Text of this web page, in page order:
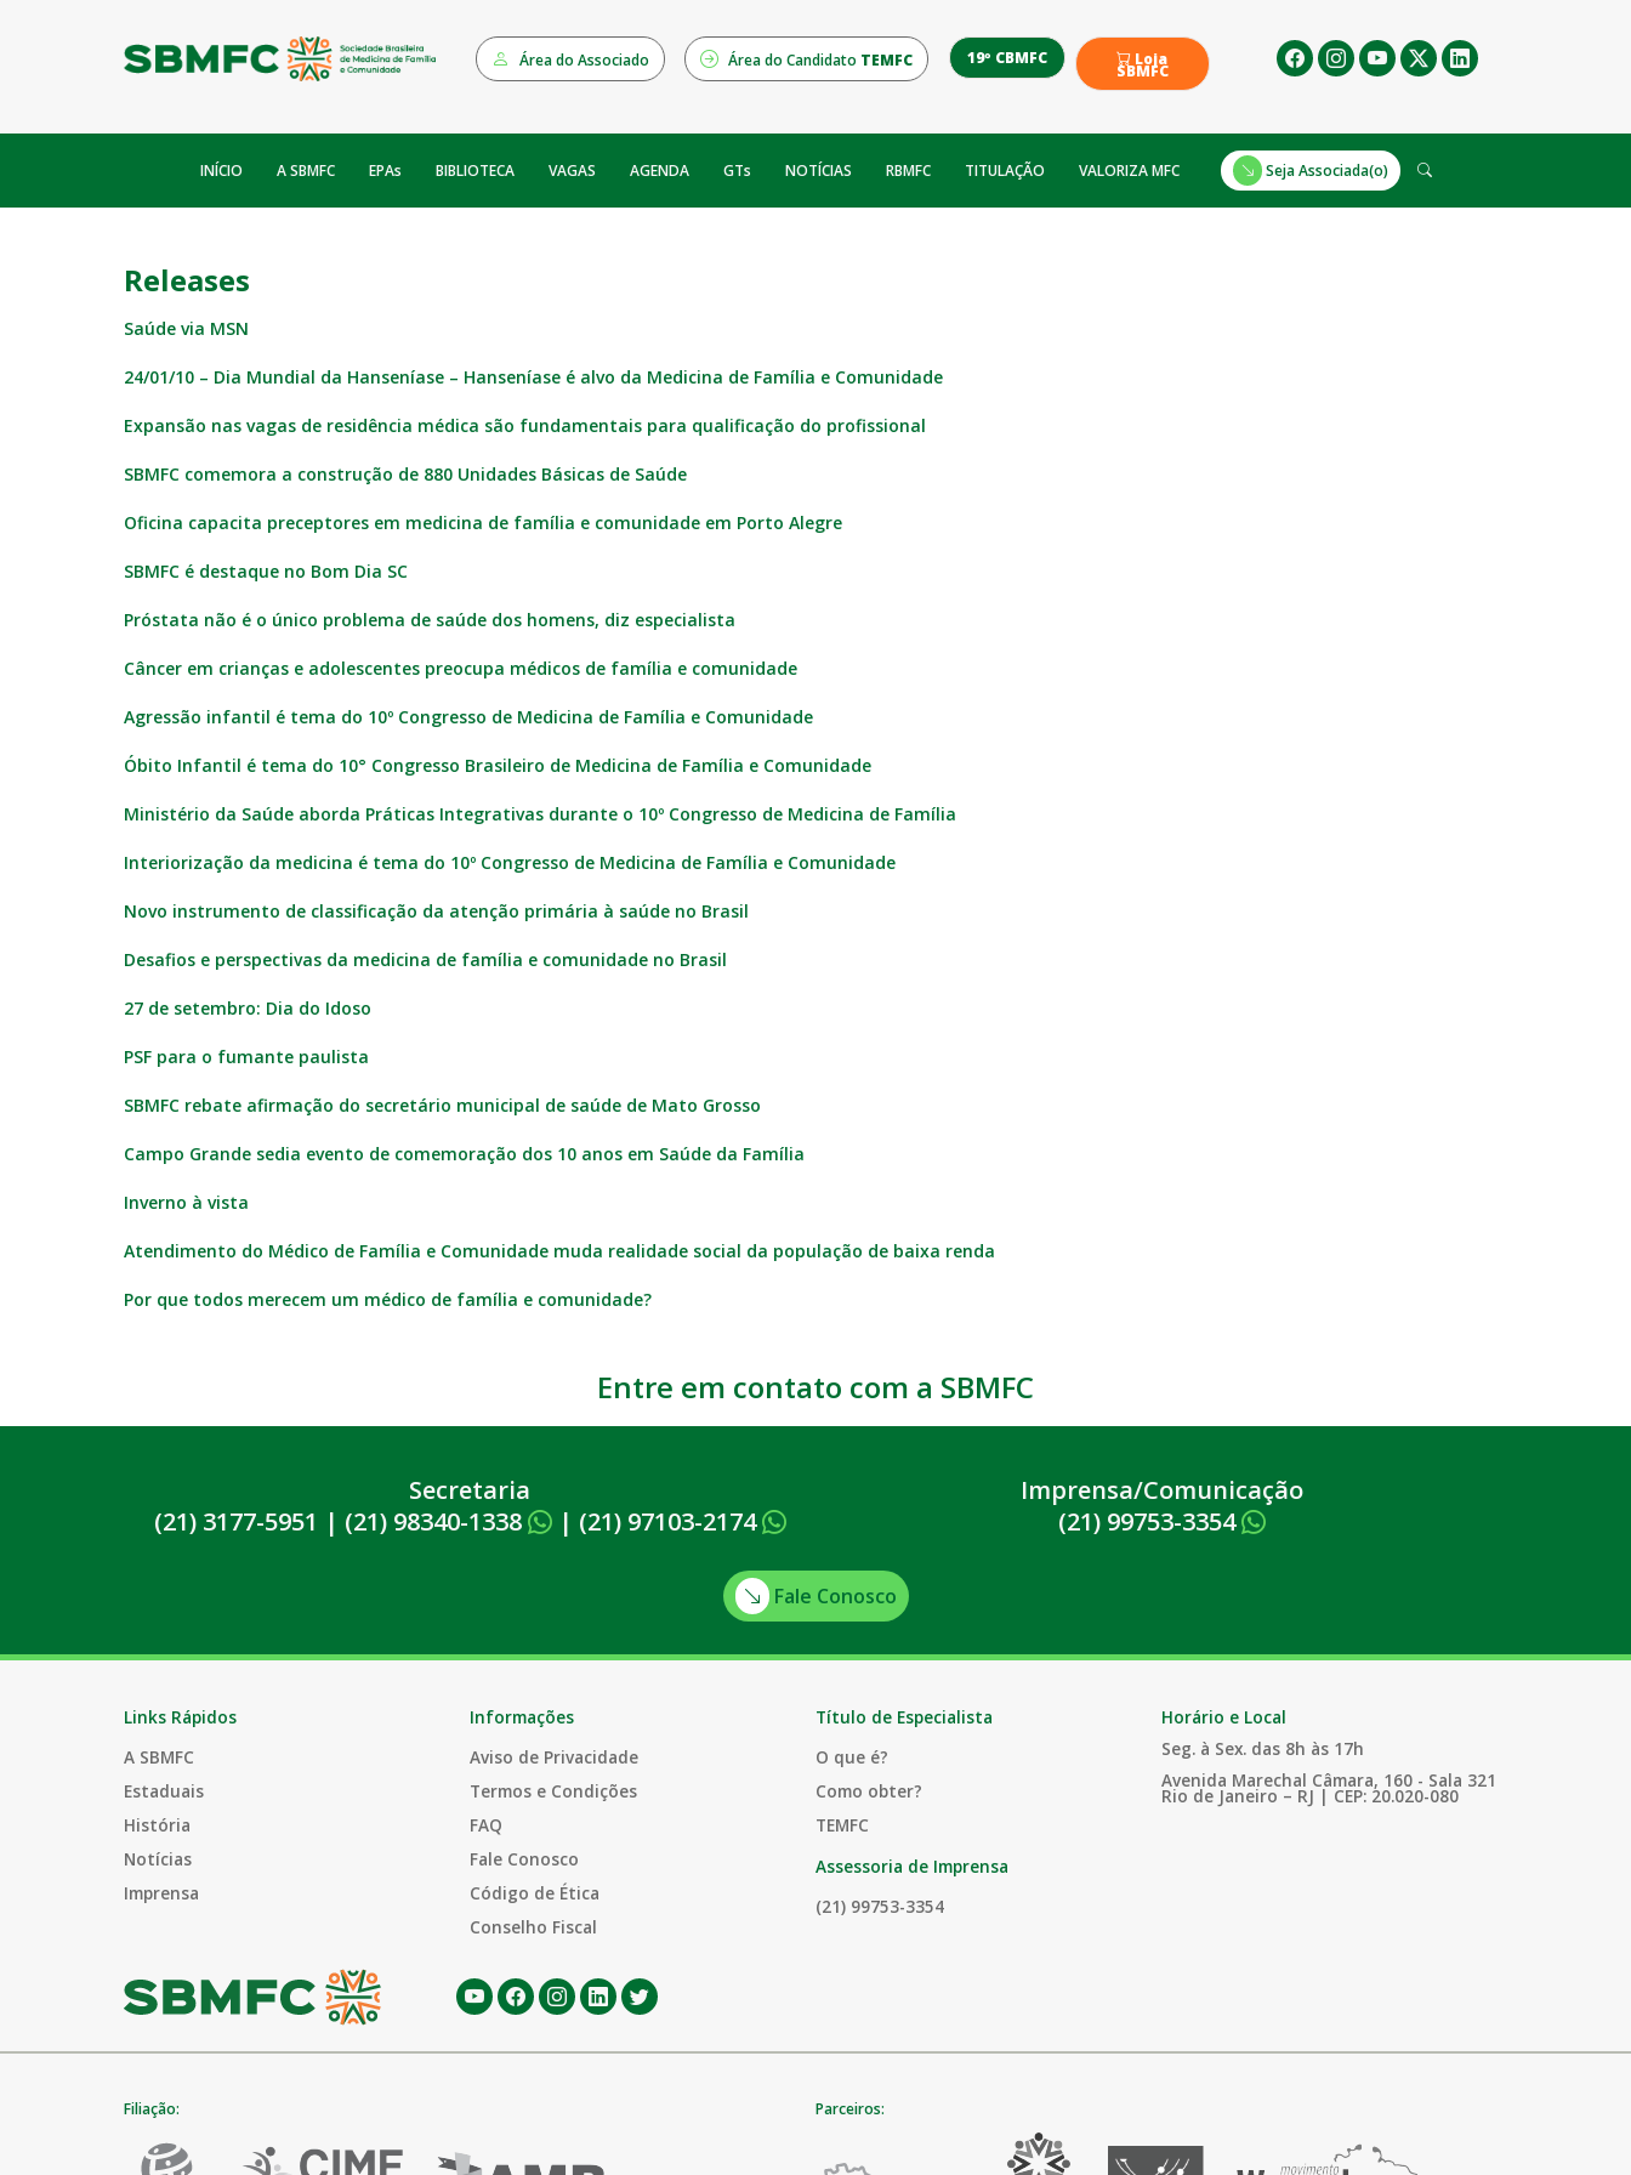
Área do Associado Área do Candidato TEMFC 19º CBMFC Loja
SBMFC
INÍCIO A SBMFC EPAs BIBLIOTECA VAGAS AGENDA GTs NOTÍCIAS RBMFC TITULAÇÃO VALORIZA MFC Seja Associada(o)
Releases
Saúde via MSN
24/01/10 – Dia Mundial da Hanseníase – Hanseníase é alvo da Medicina de Família e Comunidade
Expansão nas vagas de residência médica são fundamentais para qualificação do profissional
SBMFC comemora a construção de 880 Unidades Básicas de Saúde
Oficina capacita preceptores em medicina de família e comunidade em Porto Alegre
SBMFC é destaque no Bom Dia SC
Próstata não é o único problema de saúde dos homens, diz especialista
Câncer em crianças e adolescentes preocupa médicos de família e comunidade
Agressão infantil é tema do 10º Congresso de Medicina de Família e Comunidade
Óbito Infantil é tema do 10° Congresso Brasileiro de Medicina de Família e Comunidade
Ministério da Saúde aborda Práticas Integrativas durante o 10º Congresso de Medicina de Família
Interiorização da medicina é tema do 10º Congresso de Medicina de Família e Comunidade
Novo instrumento de classificação da atenção primária à saúde no Brasil
Desafios e perspectivas da medicina de família e comunidade no Brasil
27 de setembro: Dia do Idoso
PSF para o fumante paulista
SBMFC rebate afirmação do secretário municipal de saúde de Mato Grosso
Campo Grande sedia evento de comemoração dos 10 anos em Saúde da Família
Inverno à vista
Atendimento do Médico de Família e Comunidade muda realidade social da população de baixa renda
Por que todos merecem um médico de família e comunidade?
Entre em contato com a SBMFC
Secretaria
(21) 3177-5951 | (21) 98340-1338 | (21) 97103-2174
Imprensa/Comunicação
(21) 99753-3354
Fale Conosco
Links Rápidos
A SBMFC
Estaduais
História
Notícias
Imprensa
Informações
Aviso de Privacidade
Termos e Condições
FAQ
Fale Conosco
Código de Ética
Conselho Fiscal
Título de Especialista
O que é?
Como obter?
TEMFC
Assessoria de Imprensa
(21) 99753-3354
Horário e Local
Seg. à Sex. das 8h às 17h
Avenida Marechal Câmara, 160 - Sala 321
Rio de Janeiro – RJ | CEP: 20.020-080
Filiação: Parceiros: